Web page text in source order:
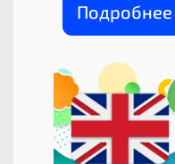
Подробнее